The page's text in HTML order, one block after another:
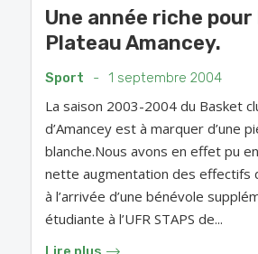
Une année riche pour
Plateau Amancey.
Sport - 1 septembre 2004
La saison 2003-2004 du Basket
d’Amancey est à marquer d’une
blanche.Nous avons en effet pu
nette augmentation des effectifs
à l’arrivée d’une bénévole
étudiante à l’UFR STAPS de...